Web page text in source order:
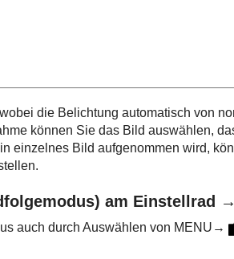
die Belichtung automatisch von
können Sie das Bild auswählen,
einzelnes Bild aufgenommen wird,
) am Einstellrad →
auch durch Auswählen von MENU →